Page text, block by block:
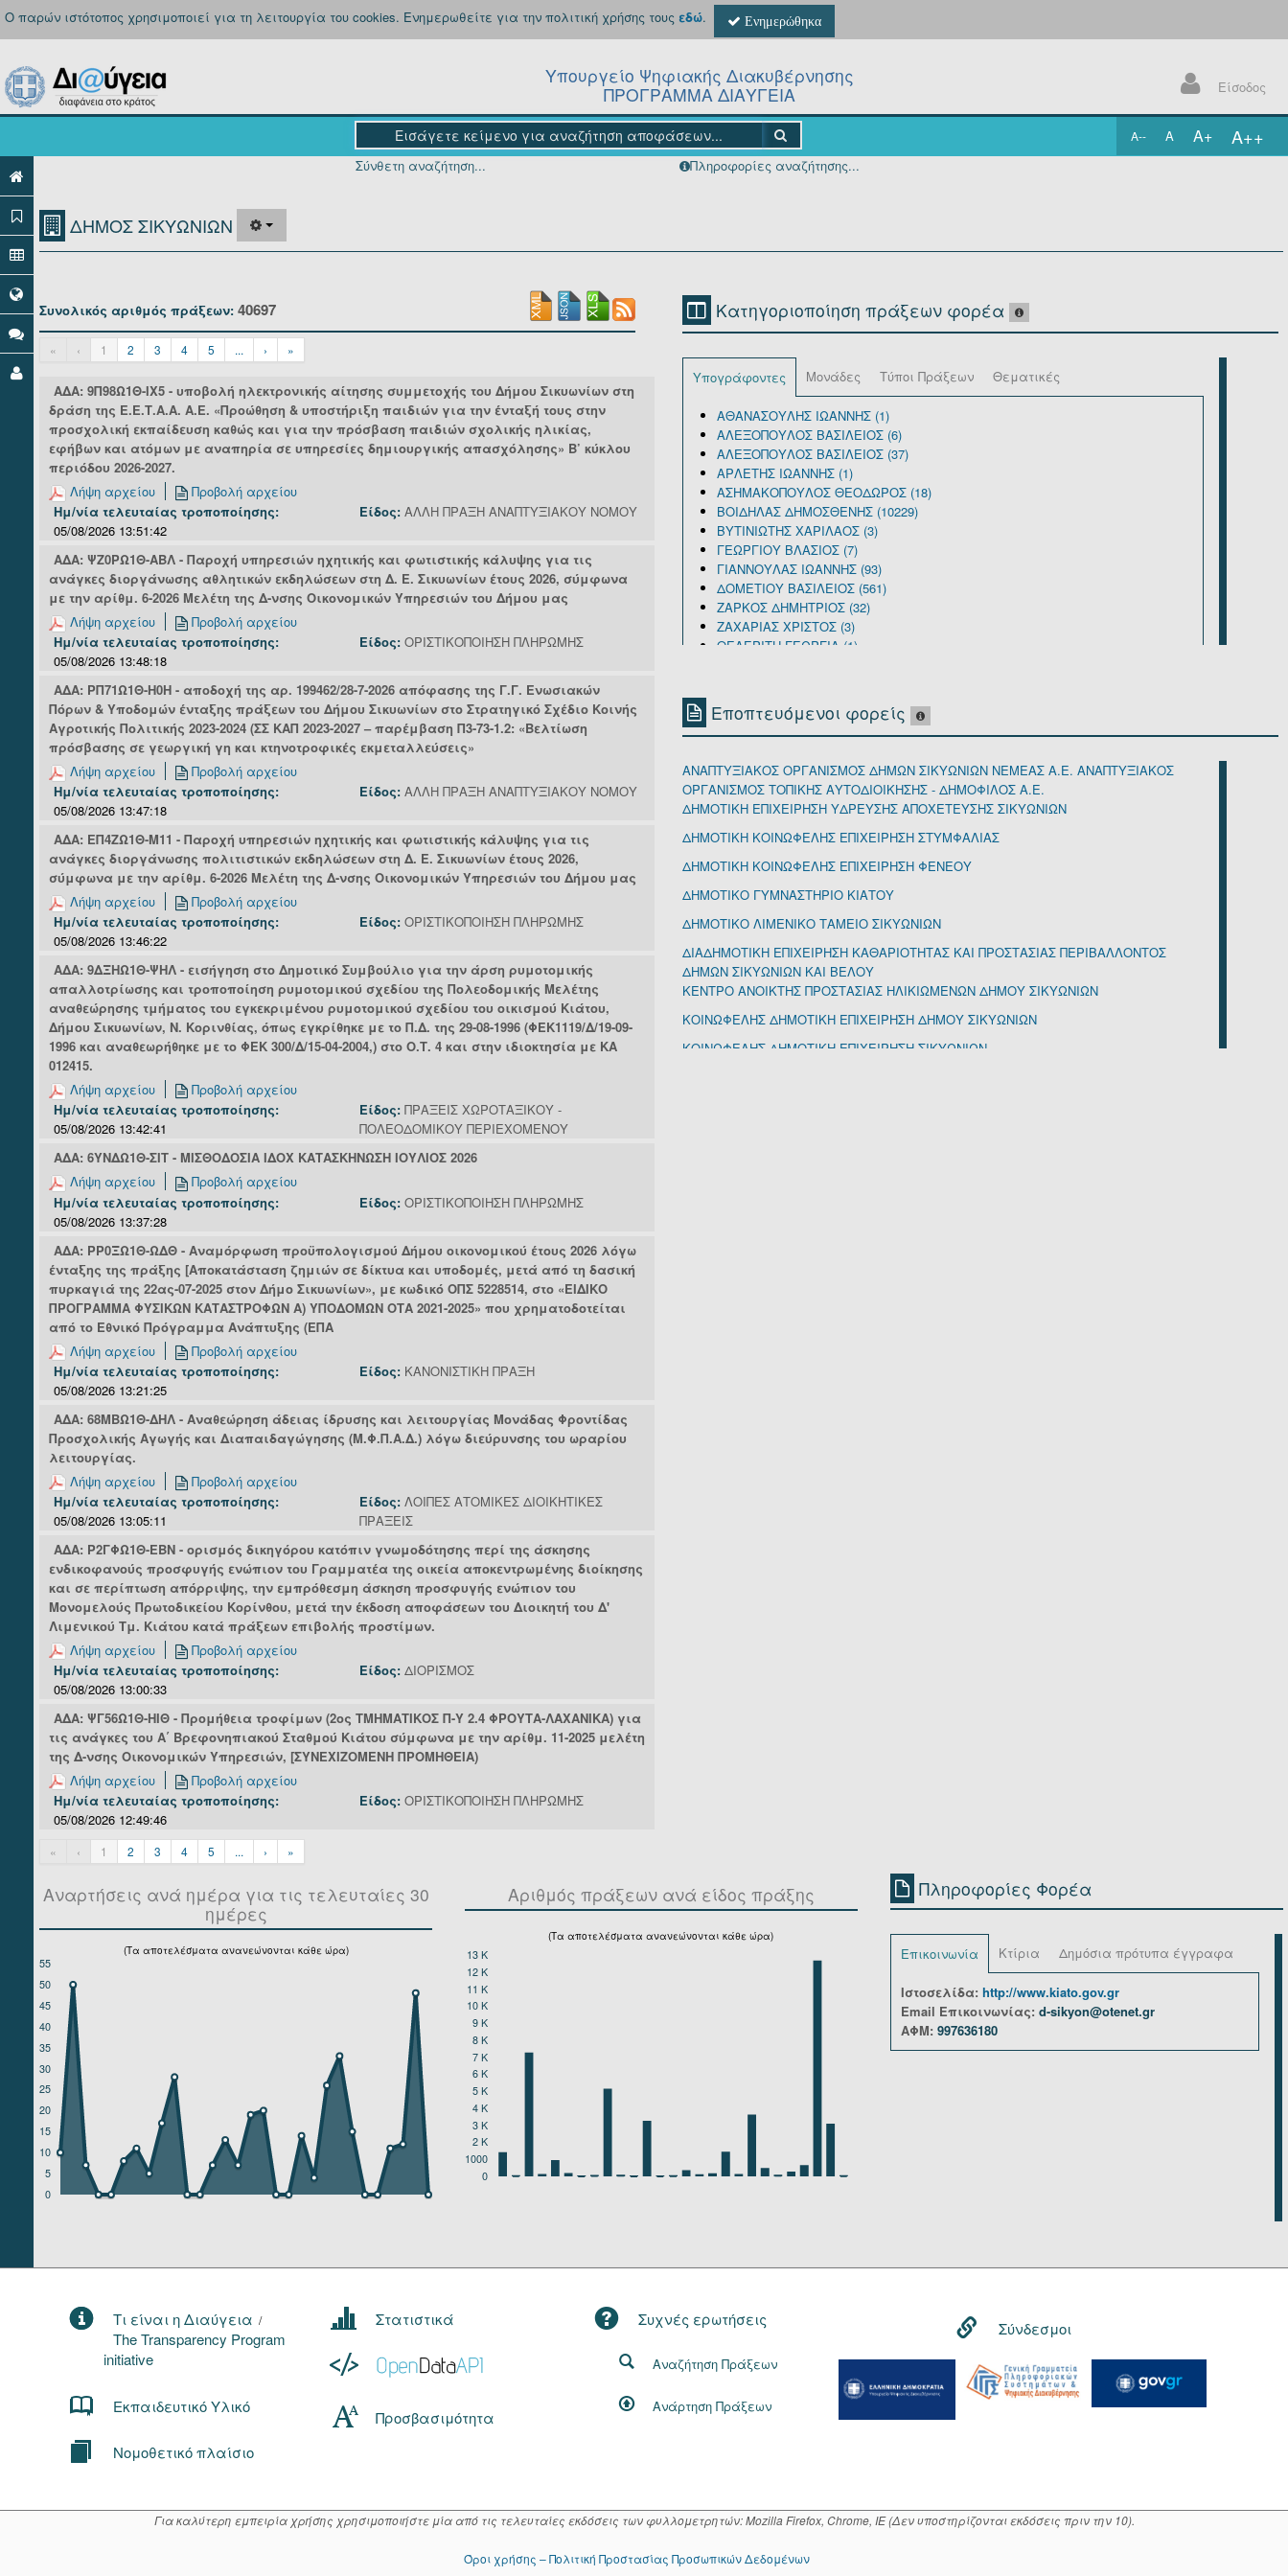
Ο παρών ιστότοπος χρησιμοποιεί για τη λειτουργία του cookies. Ενημερωθείτε για την πολιτική χρήσης τους εδώ. Ενημερώθηκα
Υπουργείο Ψηφιακής Διακυβέρνησης
ΠΡΟΓΡΑΜΜΑ ΔΙΑΥΓΕΙΑ
Είσοδος
A-- A A+ A++
Σύνθετη αναζήτηση... Πληροφορίες αναζήτησης...
ΔΗΜΟΣ ΣΙΚΥΩΝΙΩΝ
Συνολικός αριθμός πράξεων: 40697
« ‹ 1 2 3 4 5 ... › »
ΑΔΑ: 9Π98Ω1Θ-ΙΧ5 - υποβολή ηλεκτρονικής αίτησης συμμετοχής του Δήμου Σικυωνίων στη
δράση της Ε.Ε.Τ.Α.Α. Α.Ε. «Προώθηση & υποστήριξη παιδιών για την ένταξή τους στην
προσχολική εκπαίδευση καθώς και για την πρόσβαση παιδιών σχολικής ηλικίας,
εφήβων και ατόμων με αναπηρία σε υπηρεσίες δημιουργικής απασχόλησης» Β’ κύκλου
περιόδου 2026-2027.
Λήψη αρχείου
Προβολή αρχείου
Ημ/νία τελευταίας τροποποίησης:
05/08/2026 13:51:42
Είδος:ΑΛΛΗ ΠΡΑΞΗ ΑΝΑΠΤΥΞΙΑΚΟΥ ΝΟΜΟΥ
ΑΔΑ: ΨΖ0ΡΩ1Θ-ΑΒΛ - Παροχή υπηρεσιών ηχητικής και φωτιστικής κάλυψης για τις
ανάγκες διοργάνωσης αθλητικών εκδηλώσεων στη Δ. Ε. Σικυωνίων έτους 2026, σύμφωνα
με την αρίθμ. 6-2026 Μελέτη της Δ-νσης Οικονομικών Υπηρεσιών του Δήμου μας
Λήψη αρχείου
Προβολή αρχείου
Ημ/νία τελευταίας τροποποίησης:
05/08/2026 13:48:18
Είδος:ΟΡΙΣΤΙΚΟΠΟΙΗΣΗ ΠΛΗΡΩΜΗΣ
ΑΔΑ: ΡΠ71Ω1Θ-Η0Η - αποδοχή της αρ. 199462/28-7-2026 απόφασης της Γ.Γ. Ενωσιακών
Πόρων & Υποδομών ένταξης πράξεων του Δήμου Σικυωνίων στο Στρατηγικό Σχέδιο Κοινής
Αγροτικής Πολιτικής 2023-2024 (ΣΣ ΚΑΠ 2023-2027 – παρέμβαση Π3-73-1.2: «Βελτίωση
πρόσβασης σε γεωργική γη και κτηνοτροφικές εκμεταλλεύσεις»
Λήψη αρχείου
Προβολή αρχείου
Ημ/νία τελευταίας τροποποίησης:
05/08/2026 13:47:18
Είδος:ΑΛΛΗ ΠΡΑΞΗ ΑΝΑΠΤΥΞΙΑΚΟΥ ΝΟΜΟΥ
ΑΔΑ: ΕΠ4ΖΩ1Θ-Μ11 - Παροχή υπηρεσιών ηχητικής και φωτιστικής κάλυψης για τις
ανάγκες διοργάνωσης πολιτιστικών εκδηλώσεων στη Δ. Ε. Σικυωνίων έτους 2026,
σύμφωνα με την αρίθμ. 6-2026 Μελέτη της Δ-νσης Οικονομικών Υπηρεσιών του Δήμου μας
Λήψη αρχείου
Προβολή αρχείου
Ημ/νία τελευταίας τροποποίησης:
05/08/2026 13:46:22
Είδος:ΟΡΙΣΤΙΚΟΠΟΙΗΣΗ ΠΛΗΡΩΜΗΣ
ΑΔΑ: 9ΔΞΗΩ1Θ-ΨΗΛ - εισήγηση στο Δημοτικό Συμβούλιο για την άρση ρυμοτομικής
απαλλοτρίωσης και τροποποίηση ρυμοτομικού σχεδίου της Πολεοδομικής Μελέτης
αναθεώρησης τμήματος του εγκεκριμένου ρυμοτομικού σχεδίου του οικισμού Κιάτου,
Δήμου Σικυωνίων, Ν. Κορινθίας, όπως εγκρίθηκε με το Π.Δ. της 29-08-1996 (ΦΕΚ1119/Δ/19-09-
1996 και αναθεωρήθηκε με το ΦΕΚ 300/Δ/15-04-2004,) στο Ο.Τ. 4 και στην ιδιοκτησία με ΚΑ
012415.
Λήψη αρχείου
Προβολή αρχείου
Ημ/νία τελευταίας τροποποίησης:
05/08/2026 13:42:41
Είδος:ΠΡΑΞΕΙΣ ΧΩΡΟΤΑΞΙΚΟΥ -
ΠΟΛΕΟΔΟΜΙΚΟΥ ΠΕΡΙΕΧΟΜΕΝΟΥ
ΑΔΑ: 6ΥΝΔΩ1Θ-ΣΙΤ - ΜΙΣΘΟΔΟΣΙΑ ΙΔΟΧ ΚΑΤΑΣΚΗΝΩΣΗ ΙΟΥΛΙΟΣ 2026
Λήψη αρχείου
Προβολή αρχείου
Ημ/νία τελευταίας τροποποίησης:
05/08/2026 13:37:28
Είδος:ΟΡΙΣΤΙΚΟΠΟΙΗΣΗ ΠΛΗΡΩΜΗΣ
ΑΔΑ: ΡΡ0ΞΩ1Θ-ΩΔΘ - Αναμόρφωση προϋπολογισμού Δήμου οικονομικού έτους 2026 λόγω
ένταξης της πράξης [Αποκατάσταση ζημιών σε δίκτυα και υποδομές, μετά από τη δασική
πυρκαγιά της 22ας-07-2025 στον Δήμο Σικυωνίων», με κωδικό ΟΠΣ 5228514, στο «ΕΙΔΙΚΟ
ΠΡΟΓΡΑΜΜΑ ΦΥΣΙΚΩΝ ΚΑΤΑΣΤΡΟΦΩΝ Α) ΥΠΟΔΟΜΩΝ ΟΤΑ 2021-2025» που χρηματοδοτείται
από το Εθνικό Πρόγραμμα Ανάπτυξης (ΕΠΑ
Λήψη αρχείου
Προβολή αρχείου
Ημ/νία τελευταίας τροποποίησης:
05/08/2026 13:21:25
Είδος: ΚΑΝΟΝΙΣΤΙΚΗ ΠΡΑΞΗ
ΑΔΑ: 68ΜΒΩ1Θ-ΔΗΛ - Αναθεώρηση άδειας ίδρυσης και λειτουργίας Μονάδας Φροντίδας
Προσχολικής Αγωγής και Διαπαιδαγώγησης (Μ.Φ.Π.Α.Δ.) λόγω διεύρυνσης του ωραρίου
λειτουργίας.
Λήψη αρχείου
Προβολή αρχείου
Ημ/νία τελευταίας τροποποίησης:
05/08/2026 13:05:11
Είδος:ΛΟΙΠΕΣ ΑΤΟΜΙΚΕΣ ΔΙΟΙΚΗΤΙΚΕΣ
ΠΡΑΞΕΙΣ
ΑΔΑ: Ρ2ΓΦΩ1Θ-ΕΒΝ - ορισμός δικηγόρου κατόπιν γνωμοδότησης περί της άσκησης
ενδικοφανούς προσφυγής ενώπιον του Γραμματέα της οικεία αποκεντρωμένης διοίκησης
και σε περίπτωση απόρριψης, την εμπρόθεσμη άσκηση προσφυγής ενώπιον του
Μονομελούς Πρωτοδικείου Κορίνθου, μετά την έκδοση αποφάσεων του Διοικητή του Δ'
Λιμενικού Τμ. Κιάτου κατά πράξεων επιβολής προστίμων.
Λήψη αρχείου
Προβολή αρχείου
Ημ/νία τελευταίας τροποποίησης:
05/08/2026 13:00:33
Είδος:ΔΙΟΡΙΣΜΟΣ
ΑΔΑ: ΨΓ56Ω1Θ-ΗΙΘ - Προμήθεια τροφίμων (2ος ΤΜΗΜΑΤΙΚΟΣ Π-Υ 2.4 ΦΡΟΥΤΑ-ΛΑΧΑΝΙΚΑ) για
τις ανάγκες του Α΄ Βρεφονηπιακού Σταθμού Κιάτου σύμφωνα με την αρίθμ. 11-2025 μελέτη
της Δ-νσης Οικονομικών Υπηρεσιών, [ΣΥΝΕΧΙΖΟΜΕΝΗ ΠΡΟΜΗΘΕΙΑ)
Λήψη αρχείου
Προβολή αρχείου
Ημ/νία τελευταίας τροποποίησης:
05/08/2026 12:49:46
Είδος:ΟΡΙΣΤΙΚΟΠΟΙΗΣΗ ΠΛΗΡΩΜΗΣ
« ‹ 1 2 3 4 5 ... › »
Κατηγοριοποίηση πράξεων φορέα
Υπογράφοντες Μονάδες Τύποι Πράξεων Θεματικές
ΑΘΑΝΑΣΟΥΛΗΣ ΙΩΑΝΝΗΣ (1)
ΑΛΕΞΟΠΟΥΛΟΣ ΒΑΣΙΛΕΙΟΣ (6)
ΑΛΕΞΟΠΟΥΛΟΣ ΒΑΣΙΛΕΙΟΣ (37)
ΑΡΛΕΤΗΣ ΙΩΑΝΝΗΣ (1)
ΑΣΗΜΑΚΟΠΟΥΛΟΣ ΘΕΟΔΩΡΟΣ (18)
ΒΟΙΔΗΛΑΣ ΔΗΜΟΣΘΕΝΗΣ (10229)
ΒΥΤΙΝΙΩΤΗΣ ΧΑΡΙΛΑΟΣ (3)
ΓΕΩΡΓΙΟΥ ΒΛΑΣΙΟΣ (7)
ΓΙΑΝΝΟΥΛΑΣ ΙΩΑΝΝΗΣ (93)
ΔΟΜΕΤΙΟΥ ΒΑΣΙΛΕΙΟΣ (561)
ΖΑΡΚΟΣ ΔΗΜΗΤΡΙΟΣ (32)
ΖΑΧΑΡΙΑΣ ΧΡΙΣΤΟΣ (3)
ΘΕΛΕΡΙΤΗ ΓΕΩΡΓΙΑ (1)
ΚΑΡΑΚΟΥΣΗΣ ΕΥΑΓΓΕΛΟΣ (4)
ΚΕΛΛΑΡΗ ΙΩΑΝΝΑ (51)
ΚΟΤΟΥΛΑΣ ΓΕΩΡΓΙΟΣ (1)
ΛΑΛΙΩΤΗΣ ΓΕΩΡΓΙΟΣ (28)
ΛΕΟΝΑΡΔΟΣ ΑΝΑΣΤΑΣΙΟΣ (3548)
ΜΑΓΚΑΦΩΣΗΣ ΑΝΑΣΤΑΣΙΟΣ (21)
ΜΑΓΚΛΑΣΗΣ ΧΡΗΣΤΟΣ (1)
ΜΙΧΑΛΟΠΟΥΛΟΥ ΓΕΩΡΓΙΑ (16)
ΜΙΧΟΠΟΥΛΟΣ ΙΩΑΝΝΗΣ (1)
ΜΠΟΥΖΙΑΝΗ-ΤΣΑΝΤΙΛΑ ΒΑΣΙΛΙΚΗ (62)
ΜΠΟΥΖΙΑΝΗ-ΤΣΑΝΤΙΛΑ ΒΑΣΙΛΙΚΗ (584)
ΜΠΟΥΚΗΣ ΓΕΩΡΓΙΟΣ (14)
ΜΠΟΥΡΗΣ ΕΥΑΓΓΕΛΟΣ (7)
ΝΑΝΟΠΟΥΛΟΣ ΒΑΣΙΛΕΙΟΣ (2)
ΝΙΚΟΛΑΟΥ ΝΙΚΟΛΑΟΣ (1)
Εποπτευόμενοι φορείς
ΑΝΑΠΤΥΞΙΑΚΟΣ ΟΡΓΑΝΙΣΜΟΣ ΔΗΜΩΝ ΣΙΚΥΩΝΙΩΝ ΝΕΜΕΑΣ Α.Ε. ΑΝΑΠΤΥΞΙΑΚΟΣ
ΟΡΓΑΝΙΣΜΟΣ ΤΟΠΙΚΗΣ ΑΥΤΟΔΙΟΙΚΗΣΗΣ - ΔΗΜΟΦΙΛΟΣ Α.Ε.
ΔΗΜΟΤΙΚΗ ΕΠΙΧΕΙΡΗΣΗ ΥΔΡΕΥΣΗΣ ΑΠΟΧΕΤΕΥΣΗΣ ΣΙΚΥΩΝΙΩΝ
ΔΗΜΟΤΙΚΗ ΚΟΙΝΩΦΕΛΗΣ ΕΠΙΧΕΙΡΗΣΗ ΣΤΥΜΦΑΛΙΑΣ
ΔΗΜΟΤΙΚΗ ΚΟΙΝΩΦΕΛΗΣ ΕΠΙΧΕΙΡΗΣΗ ΦΕΝΕΟΥ
ΔΗΜΟΤΙΚΟ ΓΥΜΝΑΣΤΗΡΙΟ ΚΙΑΤΟΥ
ΔΗΜΟΤΙΚΟ ΛΙΜΕΝΙΚΟ ΤΑΜΕΙΟ ΣΙΚΥΩΝΙΩΝ
ΔΙΑΔΗΜΟΤΙΚΗ ΕΠΙΧΕΙΡΗΣΗ ΚΑΘΑΡΙΟΤΗΤΑΣ ΚΑΙ ΠΡΟΣΤΑΣΙΑΣ ΠΕΡΙΒΑΛΛΟΝΤΟΣ
ΔΗΜΩΝ ΣΙΚΥΩΝΙΩΝ ΚΑΙ ΒΕΛΟΥ
ΚΕΝΤΡΟ ΑΝΟΙΚΤΗΣ ΠΡΟΣΤΑΣΙΑΣ ΗΛΙΚΙΩΜΕΝΩΝ ΔΗΜΟΥ ΣΙΚΥΩΝΙΩΝ
ΚΟΙΝΩΦΕΛΗΣ ΔΗΜΟΤΙΚΗ ΕΠΙΧΕΙΡΗΣΗ ΔΗΜΟΥ ΣΙΚΥΩΝΙΩΝ
ΚΟΙΝΩΦΕΛΗΣ ΔΗΜΟΤΙΚΗ ΕΠΙΧΕΙΡΗΣΗ ΣΙΚΥΩΝΙΩΝ
Αναρτήσεις ανά ημέρα για τις τελευταίες 30
ημέρες
(Τα αποτελέσματα ανανεώνονται κάθε ώρα)
0
5
10
15
20
25
30
35
40
45
50
55
Αριθμός πράξεων ανά είδος πράξης
(Τα αποτελέσματα ανανεώνονται κάθε ώρα)
0
1000
2 K
3 K
4 K
5 K
6 K
7 K
8 K
9 K
10 K
11 K
12 K
13 K
Πληροφορίες Φορέα
Επικοινωνία Κτίρια Δημόσια πρότυπα έγγραφα
Ιστοσελίδα: http://www.kiato.gov.gr
Email Επικοινωνίας: d-sikyon@otenet.gr
ΑΦΜ: 997636180
Τι είναι η Διαύγεια /
The Transparency Program
initiative
Εκπαιδευτικό Υλικό
Νομοθετικό πλαίσιο
Στατιστικά
Προσβασιμότητα
Συχνές ερωτήσεις
Αναζήτηση Πράξεων
Ανάρτηση Πράξεων
Σύνδεσμοι
Για καλύτερη εμπειρία χρήσης χρησιμοποιήστε μία από τις τελευταίες εκδόσεις των φυλλομετρητών: Mozilla Firefox, Chrome, IE (Δεν υποστηρίζονται εκδόσεις πριν την 10).
Όροι χρήσης – Πολιτική Προστασίας Προσωπικών Δεδομένων